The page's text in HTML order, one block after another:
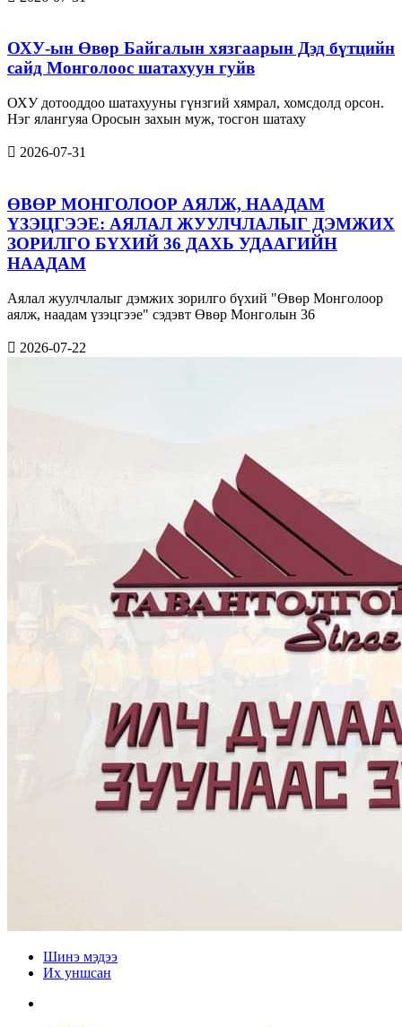
ОХУ-ын Өвөр Байгалын хязгаарын Дэд бүтцийн
сайд Монголоос шатахуун гуйв
ОХУ дотооддоо шатахууны гүнзгий хямрал, хомсдолд орсон.
Нэг ялангуяа Оросын захын муж, тосгон шатаху
2026-07-31
ӨВӨР МОНГОЛООР АЯЛЖ, НААДАМ
ҮЗЭЦГЭЭЕ: АЯЛАЛ ЖУУЛЧЛАЛЫГ ДЭМЖИХ
ЗОРИЛГО БҮХИЙ 36 ДАХЬ УДААГИЙН
НААДАМ
Аялал жуулчлалыг дэмжих зорилго бүхий "Өвөр Монголоор
аялж, наадам үзэцгээе" сэдэвт Өвөр Монголын 36
2026-07-22
Шинэ мэдээ
Их уншсан